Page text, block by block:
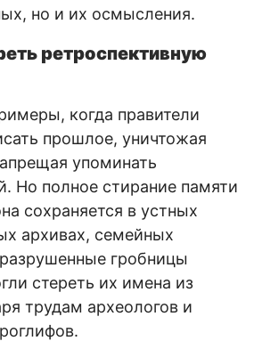
но и их осмысления.
ретроспективную
когда правители
прошлое, уничтожая
упоминать
Но полное стирание памяти
сохраняется в устных
архивах, семейных
гробницы
стереть их имена из
трудам археологов и